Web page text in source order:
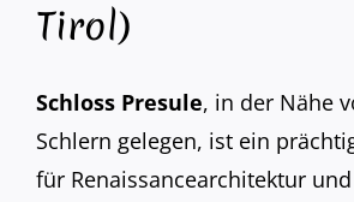
Tirol)
Schloss Presule, in der Nähe
Schlern gelegen, ist ein
für Renaissancearchitektur